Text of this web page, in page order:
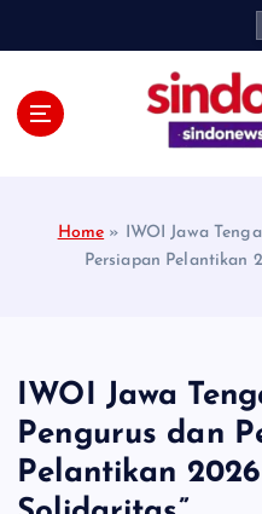
Home » IWOI Jawa
Persiapan Pelantikan
IWOI Jawa
Pengurus dan
Pelantikan